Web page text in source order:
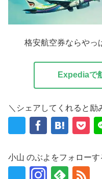
格安航空券ならやっ
Expediaで
＼シェアしてくれると励
小山 のぶよをフォローす